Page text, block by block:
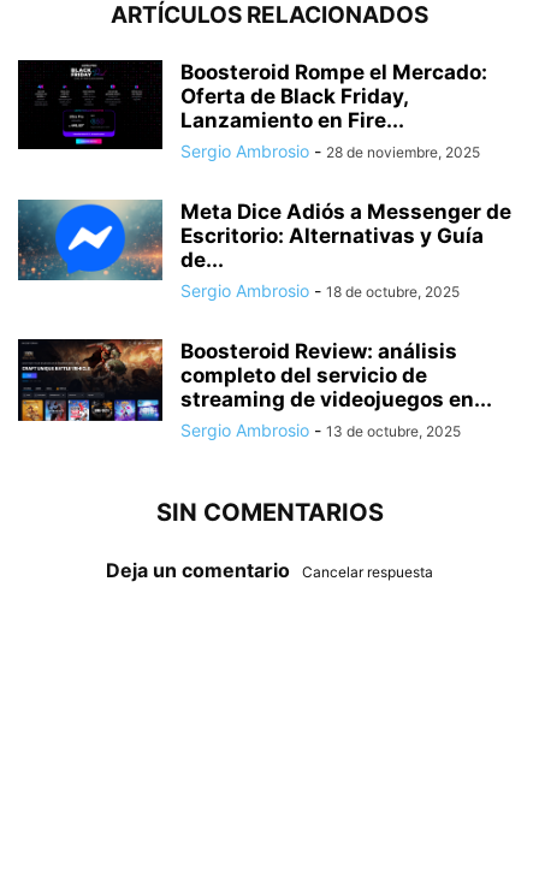
ARTÍCULOS RELACIONADOS
Boosteroid Rompe el Mercado:
Oferta de Black Friday,
Lanzamiento en Fire...
Sergio Ambrosio - 28 de noviembre, 2025
Meta Dice Adiós a Messenger de
Escritorio: Alternativas y Guía
de...
Sergio Ambrosio - 18 de octubre, 2025
Boosteroid Review: análisis
completo del servicio de
streaming de videojuegos en...
Sergio Ambrosio - 13 de octubre, 2025
SIN COMENTARIOS
Deja un comentario Cancelar respuesta